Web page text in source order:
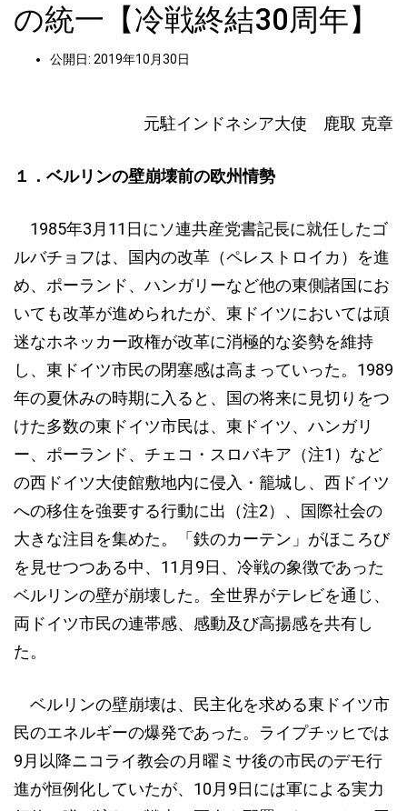
の統一【冷戦終結30周年】
公開日: 2019年10月30日
元駐インドネシア大使 鹿取 克章
１．ベルリンの壁崩壊前の欧州情勢
1985年3月11日にソ連共産党書記長に就任したゴ
ルバチョフは、国内の改革（ペレストロイカ）を進
め、ポーランド、ハンガリーなど他の東側諸国にお
いても改革が進められたが、東ドイツにおいては頑
迷なホネッカー政権が改革に消極的な姿勢を維持
し、東ドイツ市民の閉塞感は高まっていった。1989
年の夏休みの時期に入ると、国の将来に見切りをつ
けた多数の東ドイツ市民は、東ドイツ、ハンガリ
ー、ポーランド、チェコ・スロバキア（注1）など
の西ドイツ大使館敷地内に侵入・籠城し、西ドイツ
への移住を強要する行動に出（注2）、国際社会の
大きな注目を集めた。「鉄のカーテン」がほころび
を見せつつある中、11月9日、冷戦の象徴であった
ベルリンの壁が崩壊した。全世界がテレビを通じ、
両ドイツ市民の連帯感、感動及び高揚感を共有し
た。
ベルリンの壁崩壊は、民主化を求める東ドイツ市
民のエネルギーの爆発であった。ライプチッヒでは
9月以降ニコライ教会の月曜ミサ後の市民のデモ行
進が恒例化していたが、10月9日には軍による実力